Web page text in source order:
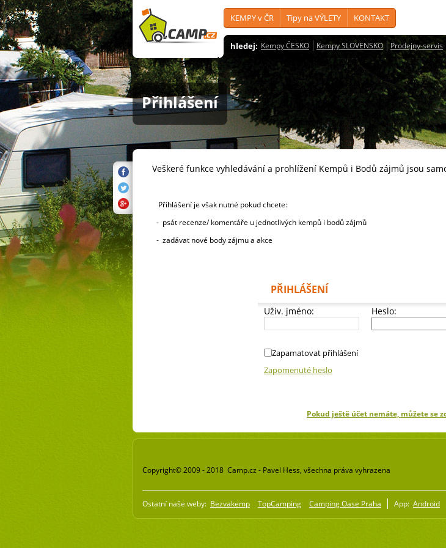
KEMPY v ČR Tipy na VÝLETY KONTAKT
hledej: Kempy ČESKO Kempy SLOVENSKO Prodejny-servis
Přihlášení
Veškeré funkce vyhledávání a prohlížení Kempů i Bodů zájmů jsou
Přihlášení je však nutné pokud chcete:
- psát recenze/ komentáře u jednotlivých kempů i bodů zájmů
- zadávat nové body zájmu a akce
PŘIHLÁŠENÍ
Uživ. jméno: Heslo:
Zapamatovat přihlášení
Zapomenuté heslo
Pokud ještě účet nemáte, můžete se
Copyright© 2009 - 2018 Camp.cz - Pavel Hess, všechna práva vyhrazena
Ostatní naše weby: Bezvakemp TopCamping Camping Oase Praha App: Android